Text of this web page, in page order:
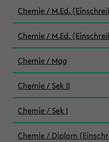
Chemie / M.Ed.
Chemie / M.Ed.
Chemie / Mag
Chemie / Sek II
Chemie / Sek I
Chemie / Diplom